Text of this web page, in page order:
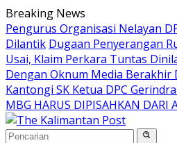
Langsung
ke
konten
Breaking News
Pengurus Organisasi Nelayan
Dilantik Dugaan Penyerangan
Usai, Klaim Perkara Tuntas
Dengan Oknum Media Berakhir
Kantongi SK Ketua DPC
MBG HARUS DIPISAHKAN DARI